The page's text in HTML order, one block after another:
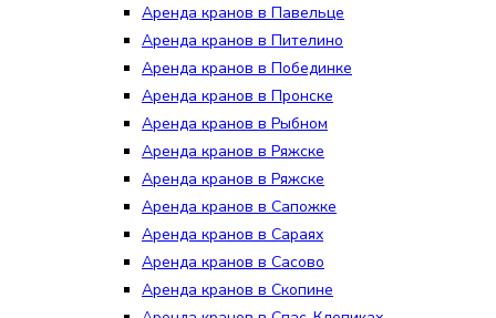
Аренда кранов в Павельце
Аренда кранов в Пителино
Аренда кранов в Побединке
Аренда кранов в Пронске
Аренда кранов в Рыбном
Аренда кранов в Ряжске
Аренда кранов в Ряжске
Аренда кранов в Сапожке
Аренда кранов в Сараях
Аренда кранов в Сасово
Аренда кранов в Скопине